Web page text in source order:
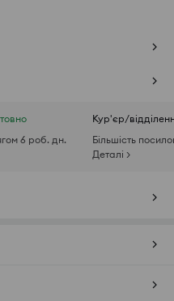
6 роб. дн.
Кур'єр/
Більшість
Деталі >